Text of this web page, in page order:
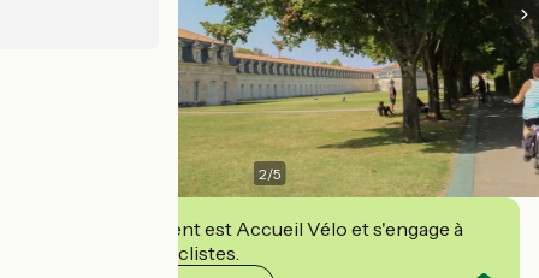
2/5
Cet établissement est Accueil Vélo et s'engage à
accueillir des cyclistes.